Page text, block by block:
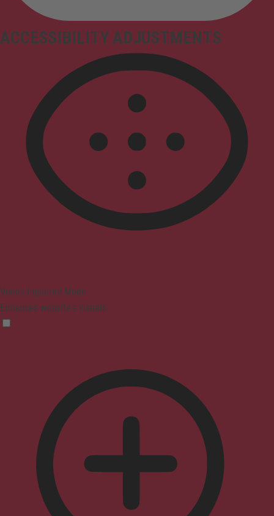
ACCESSIBILITY ADJUSTMENTS
Vision Impaired Mode
Enhances website's visuals